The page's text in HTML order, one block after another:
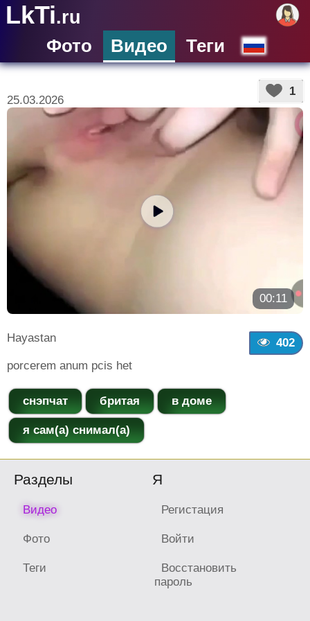
LkTi.ru
Фото
Видео Теги
1
25.03.2026
Hayastan
402
porcerem anum pcis het
снэпчат бритая в доме
я сам(а) снимал(а)
Разделы
Видео
Фото
Теги
Я
Регистация
Войти
Восстановить
пароль